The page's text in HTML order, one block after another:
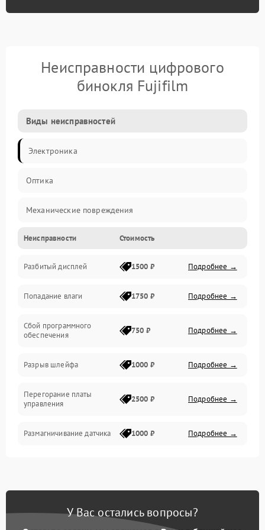
Неисправности цифрового
бинокля Fujifilm
Виды неисправностей
Электроника
Оптика
Механические повреждения
Видео
Механика
Управление
Электропитание
Неисправности Стоимость
Разбитый дисплей 1500 ₽ Подробнее →
Попадание влаги 1750 ₽ Подробнее →
Сбой программного
обеспечения
750 ₽ Подробнее →
Разрыв шлейфа 1000 ₽ Подробнее →
Перегорание платы
управления
2500 ₽ Подробнее →
Размагничивание датчика 1000 ₽ Подробнее →
цветов дисплея
Подробнее →
У Вас остались вопросы?